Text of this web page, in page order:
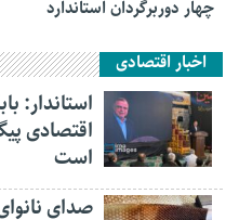
چهار دوربرگردان‌ استاندارد
اخبار اقتصادی
اقتصادی
است
صدای